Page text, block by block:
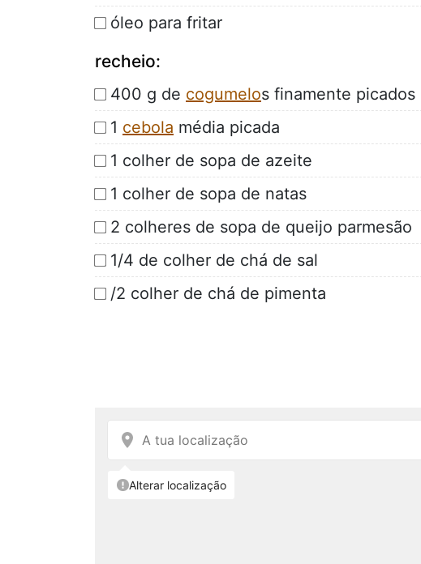
óleo para fritar
recheio:
400 g de cogumelos finamente picados
1 cebola média picada
1 colher de sopa de azeite
1 colher de sopa de natas
2 colheres de sopa de queijo parmesão
1/4 de colher de chá de sal
/2 colher de chá de pimenta